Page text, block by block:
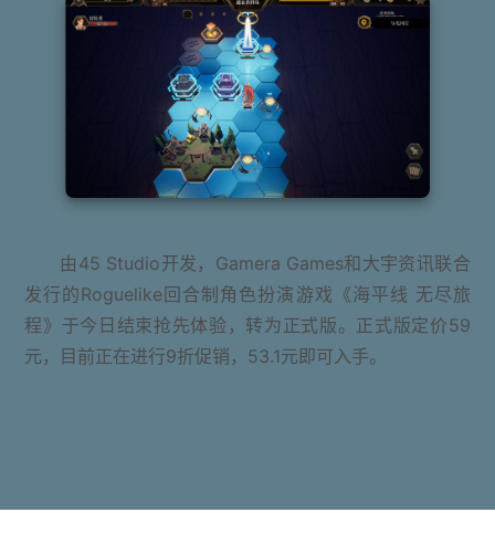
由45 Studio开发，Gamera Games和大宇资讯联合
发行的Roguelike回合制角色扮演游戏《海平线 无尽旅
程》于今日结束抢先体验，转为正式版。正式版定价59
元，目前正在进行9折促销，53.1元即可入手。